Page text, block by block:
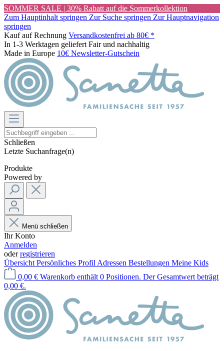
SOMMER SALE | 30% Rabatt auf die Sommerkollektion
Zum Hauptinhalt springen Zur Suche springen Zur Hauptnavigation
springen
Kauf auf Rechnung Versandkostenfrei ab 80€ *
In 1-3 Werktagen geliefert Fair und nachhaltig
Made in Europe 10€ Newsletter-Gutschein
Schließen
Letzte Suchanfrage(n)
Produkte
Powered by
Menü schließen
Ihr Konto
Anmelden
oderregistrieren
Übersicht Persönliches Profil Adressen Bestellungen Meine Kids
0,00 € Warenkorb enthält 0 Positionen. Der Gesamtwert beträgt
0,00 €.